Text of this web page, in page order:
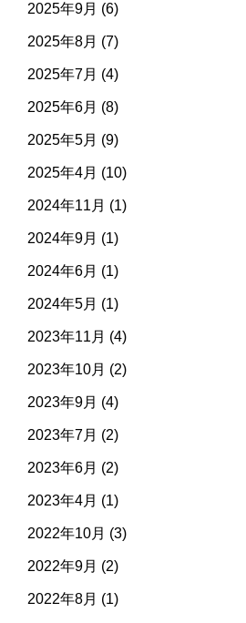
2025年9月 (6)
2025年8月 (7)
2025年7月 (4)
2025年6月 (8)
2025年5月 (9)
2025年4月 (10)
2024年11月 (1)
2024年9月 (1)
2024年6月 (1)
2024年5月 (1)
2023年11月 (4)
2023年10月 (2)
2023年9月 (4)
2023年7月 (2)
2023年6月 (2)
2023年4月 (1)
2022年10月 (3)
2022年9月 (2)
2022年8月 (1)